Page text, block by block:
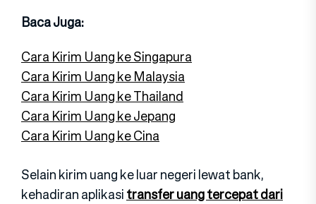
Baca Juga:
Cara Kirim Uang ke Singapura
Cara Kirim Uang ke Malaysia
Cara Kirim Uang ke Thailand
Cara Kirim Uang ke Jepang
Cara Kirim Uang ke Cina
Selain kirim uang ke luar negeri lewat bank,
kehadiran aplikasitransfer uang tercepat dari